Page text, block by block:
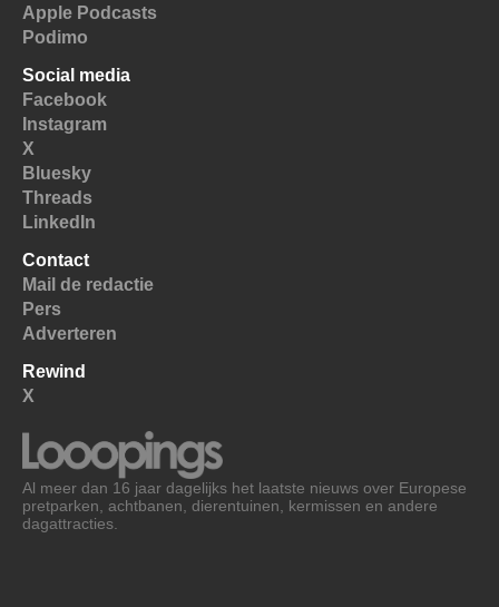
Apple Podcasts
Podimo
Social media
Facebook
Instagram
X
Bluesky
Threads
LinkedIn
Contact
Mail de redactie
Pers
Adverteren
Rewind
X
Al meer dan 16 jaar dagelijks het laatste nieuws over Europese
pretparken, achtbanen, dierentuinen, kermissen en andere
dagattracties.